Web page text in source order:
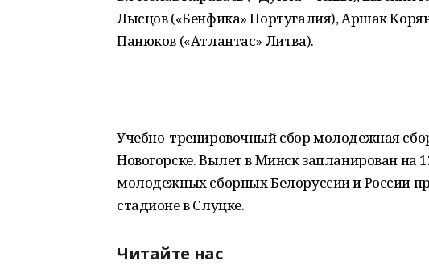
Лысцов («Бенфика» Португалия), Аршак
Панюков («Атлантас» Литва).
Учебно-тренировочный сбор молодежная
Новогорске. Вылет в Минск запланирован на
молодежных сборных Белоруссии и России
стадионе в Слуцке.
Читайте нас